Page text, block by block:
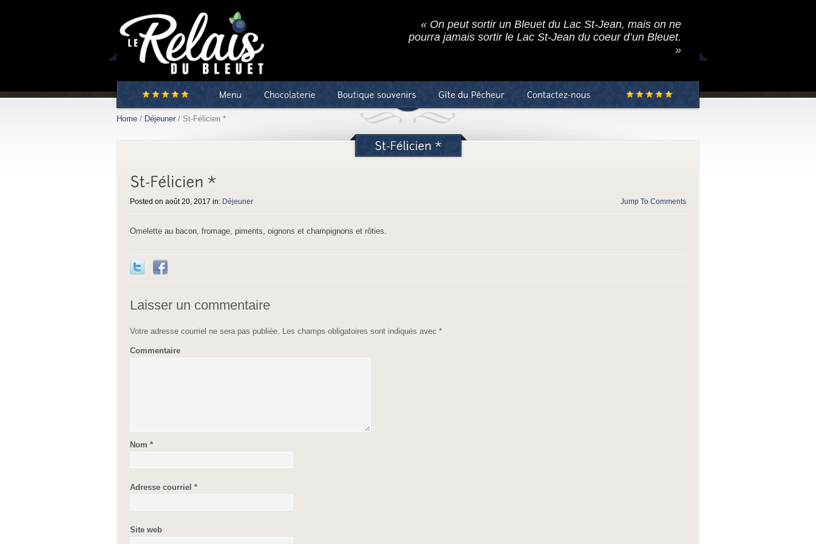
« On peut sortir un Bleuet du Lac St-Jean, mais on ne
pourra jamais sortir le Lac St-Jean du coeur d’un Bleuet.
»
Home / Déjeuner / St-Félicien *
Posted on août 20, 2017 in: Déjeuner Jump To Comments
Omelette au bacon, fromage, piments, oignons et champignons et rôties.
Laisser un commentaire
Votre adresse courriel ne sera pas publiée. Les champs obligatoires sont indiqués avec *
Commentaire
Nom *
Adresse courriel *
Site web